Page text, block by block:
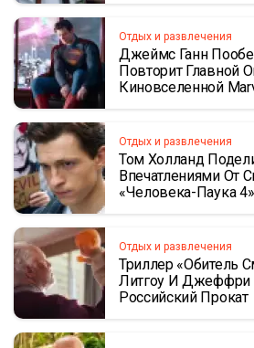
Отдых и развлечения
Джеймс Ганн
Повторит Главной
Киновселенной
Отдых и развлечения
Том Холланд
Впечатлениями От
«Человека-Паука 4»
Отдых и развлечения
Триллер «Обитель
Литгоу И
Российский Прокат